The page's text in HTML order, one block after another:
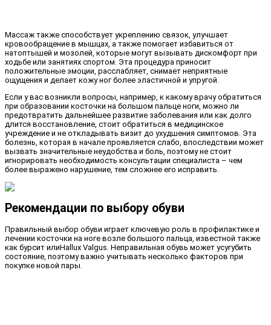
Массаж также способствует укреплению связок, улучшает
кровообращение в мышцах, а также помогает избавиться от
натоптышей и мозолей, которые могут вызывать дискомфорт при
ходьбе или занятиях спортом. Эта процедура приносит
положительные эмоции, расслабляет, снимает неприятные
ощущения и делает кожу ног более эластичной и упругой.
Если у вас возникли вопросы, например, к какому врачу обратиться
при образовании косточки на большом пальце ноги, можно ли
предотвратить дальнейшее развитие заболевания или как долго
длится восстановление, стоит обратиться в медицинское
учреждение и не откладывать визит до ухудшения симптомов. Эта
болезнь, которая в начале проявляется слабо, впоследствии может
вызвать значительные неудобства и боль, поэтому не стоит
игнорировать необходимость консультации специалиста – чем
более выражено нарушение, тем сложнее его исправить.
Рекомендации по выбору обуви
Правильный выбор обуви играет ключевую роль в профилактике и
лечении косточки на ноге возле большого пальца, известной также
как бурсит илиHallux Valgus. Неправильная обувь может усугубить
состояние, поэтому важно учитывать несколько факторов при
покупке новой пары.